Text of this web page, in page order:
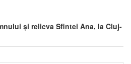
și relicva Sfintei Ana, la Cluj-